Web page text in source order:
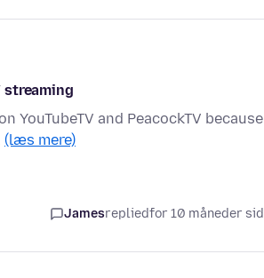
streaming
and PeacockTV because
(læs mere)
Jamesrepliedfor 10 måneder